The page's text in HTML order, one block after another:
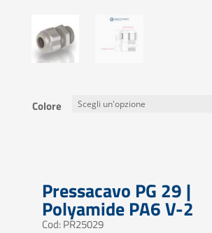
Colore
Pressacavo PG 29 |
Polyamide PA6 V-2
Cod: PR25029